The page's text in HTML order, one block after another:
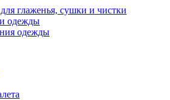
глаженья, сушки и чистки
одежды
одежды